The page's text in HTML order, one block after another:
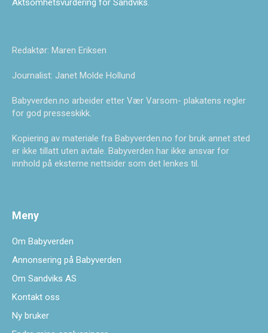
Aktsomhetsvurdering for Sandviks.
Redaktør: Maren Eriksen
Journalist: Janet Molde Hollund
Babyverden.no arbeider etter Vær Varsom- plakatens regler
for god presseskikk.
Kopiering av materiale fra Babyverden.no for bruk annet sted
er ikke tillatt uten avtale. Babyverden har ikke ansvar for
innhold på eksterne nettsider som det lenkes til.
Meny
Om Babyverden
Annonsering på Babyverden
Om Sandviks AS
Kontakt oss
Ny bruker